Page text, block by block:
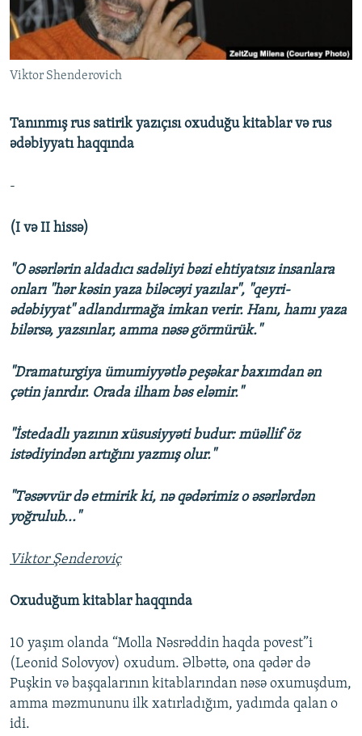
KARIKATURA
İSLAM VƏ DEMOKRATIYA
İZ - MƏDƏNIYYƏT PROQRAMI
PEŞƏ ETIKASI VƏ JURNALISTIKA STANDARTLARIMIZ
MATERIALLARIMIZDAN ISTIFADƏ
AZADLIQRADIOSU MOBIL TELEFONUNUZDA
XƏBƏR BÜLLETENLƏRIMIZ
BIZI IZLƏ
RFE/RL-in bütün saytları
Viktor Shenderovich
Tanınmış rus satirik yazıçısı oxuduğu kitablar və rus
ədəbiyyatı haqqında
-
(I və II hissə)
"O əsərlərin aldadıcı sadəliyi bəzi ehtiyatsız insanlara
onları "hər kəsin yaza biləcəyi yazılar", "qeyri-
ədəbiyyat" adlandırmağa imkan verir. Hanı, hamı yaza
bilərsə, yazsınlar, amma nəsə görmürük."
"Dramaturgiya ümumiyyətlə peşəkar baxımdan ən
çətin janrdır. Orada ilham bəs eləmir."
"İstedadlı yazının xüsusiyyəti budur: müəllif öz
istədiyindən artığını yazmış olur."
"Təsəvvür də etmirik ki, nə qədərimiz o əsərlərdən
yoğrulub..."
Viktor Şenderoviç
Oxuduğum kitablar haqqında
10 yaşım olanda “Molla Nəsrəddin haqda povest”i
(Leonid Solovyov) oxudum. Əlbəttə, ona qədər də
Puşkin və başqalarının kitablarından nəsə oxumuşdum,
amma məzmununu ilk xatırladığım, yadımda qalan o
idi.